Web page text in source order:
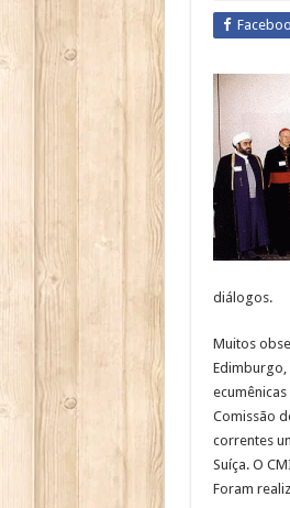
diálogos.
Muitos
Edimburgo,
Comissão
correntes
Suíça. O
Foram